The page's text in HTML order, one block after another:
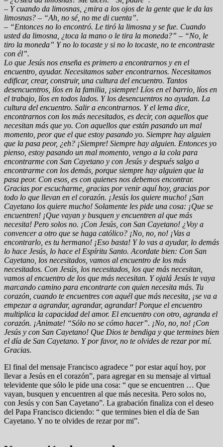
– Y cuando da limosnas, ¿mira a los ojos de la gente que le da las
limosnas? – “Ah, no sé, no me di cuenta”.
– “Entonces no lo encontró. Le tiró la limosna y se fue. Cuando
usted da limosna, ¿toca la mano o le tira la moneda?” – “No, le
tiro la moneda” Y no lo tocaste y si no lo tocaste, no te encontraste
con él”.
Lo que Jesús nos enseña es primero a encontrarnos y en el
encuentro, ayudar. Necesitamos saber encontrarnos. Necesitamos
edificar, crear, construir, una cultura del encuentro. Tantos
desencuentros, líos en la familia, ¡siempre! Líos en el barrio, líos en
el trabajo, líos en todos lados. Y los desencuentros no ayudan. La
cultura del encuentro. Salir a encontrarnos. Y el lema dice,
encontrarnos con los más necesitados, es decir, con aquellos que
necesitan más que yo. Con aquellos que están pasando un mal
momento, peor que el que estoy pasando yo. Siempre hay alguien
que la pasa peor, ¿eh? ¡Siempre! Siempre hay alguien. Entonces yo
pienso, estoy pasando un mal momento, vengo a la cola para
encontrarme con San Cayetano y con Jesús y después salgo a
encontrarme con los demás, porque siempre hay alguien que la
pasa peor. Con esos, es con quienes nos debemos encontrar.
Gracias por escucharme, gracias por venir aquí hoy, gracias por
todo lo que llevan en el corazón. ¡Jesús los quiere mucho! ¡San
Cayetano los quiere mucho! Solamente les pide una cosa: ¡Que se
encuentren! ¡Que vayan y busquen y encuentren al que más
necesita! Pero solos no. ¡Con Jesús, con San Cayetano! ¿Voy a
convencer a otro que se haga católico? ¡No, no, no! ¡Vas a
encontrarlo, es tu hermano! ¡Eso basta! Y lo vas a ayudar, lo demás
lo hace Jesús, lo hace el Espíritu Santo. Acordate bien: Con San
Cayetano, los necesitados, vamos al encuentro de los más
necesitados. Con Jesús, los necesitados, los que más necesitan,
vamos al encuentro de los que más necesitan. Y ojalá Jesús te vaya
marcando camino para encontrarte con quien necesita más. Tu
corazón, cuando te encuentres con aquél que más necesita, ¡se va a
empezar a agrandar, agrandar, agrandar! Porque el encuentro
multiplica la capacidad del amor. El encuentro con otro, agranda el
corazón. ¡Animate! “Sólo no se cómo hacer”. ¡No, no, no! ¡Con
Jesús y con San Cayetano! Que Dios te bendiga y que termines bien
el día de San Cayetano. Y por favor, no te olvides de rezar por mí.
Gracias.
El final del mensaje Francisco agradece “ por estar aquí hoy, por
llevar a Jesús en el corazón”, para agregar en su mensaje al virtual
televidente que sólo le pide una cosa: “ que se encuentren … Que
vayan, busquen y encuentren al que más necesita. Pero solos no,
con Jesús y con San Cayetano”. La grabación finaliza con el deseo
del Papa Francisco diciendo: “ que termines bien el día de San
Cayetano. Y no te olvides de rezar por mi”.